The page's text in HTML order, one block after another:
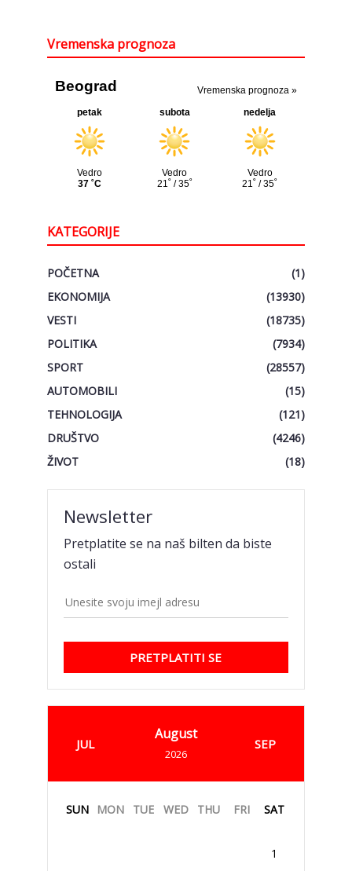
Vremenska prognoza
KATEGORIJE
POČETNA
(1)
EKONOMIJA
(13930)
VESTI
(18735)
POLITIKA
(7934)
SPORT
(28557)
AUTOMOBILI
(15)
TEHNOLOGIJA
(121)
DRUŠTVO
(4246)
ŽIVOT
(18)
Newsletter
Pretplatite se na naš bilten da biste
ostali
PRETPLATITI SE
JUL
August
2026
SEP
SUN MON TUE WED THU FRI SAT
1